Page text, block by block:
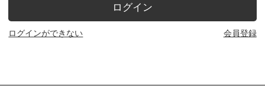
ログイン
ログインができない 会員登録